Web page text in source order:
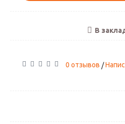
В
0 отзывов /